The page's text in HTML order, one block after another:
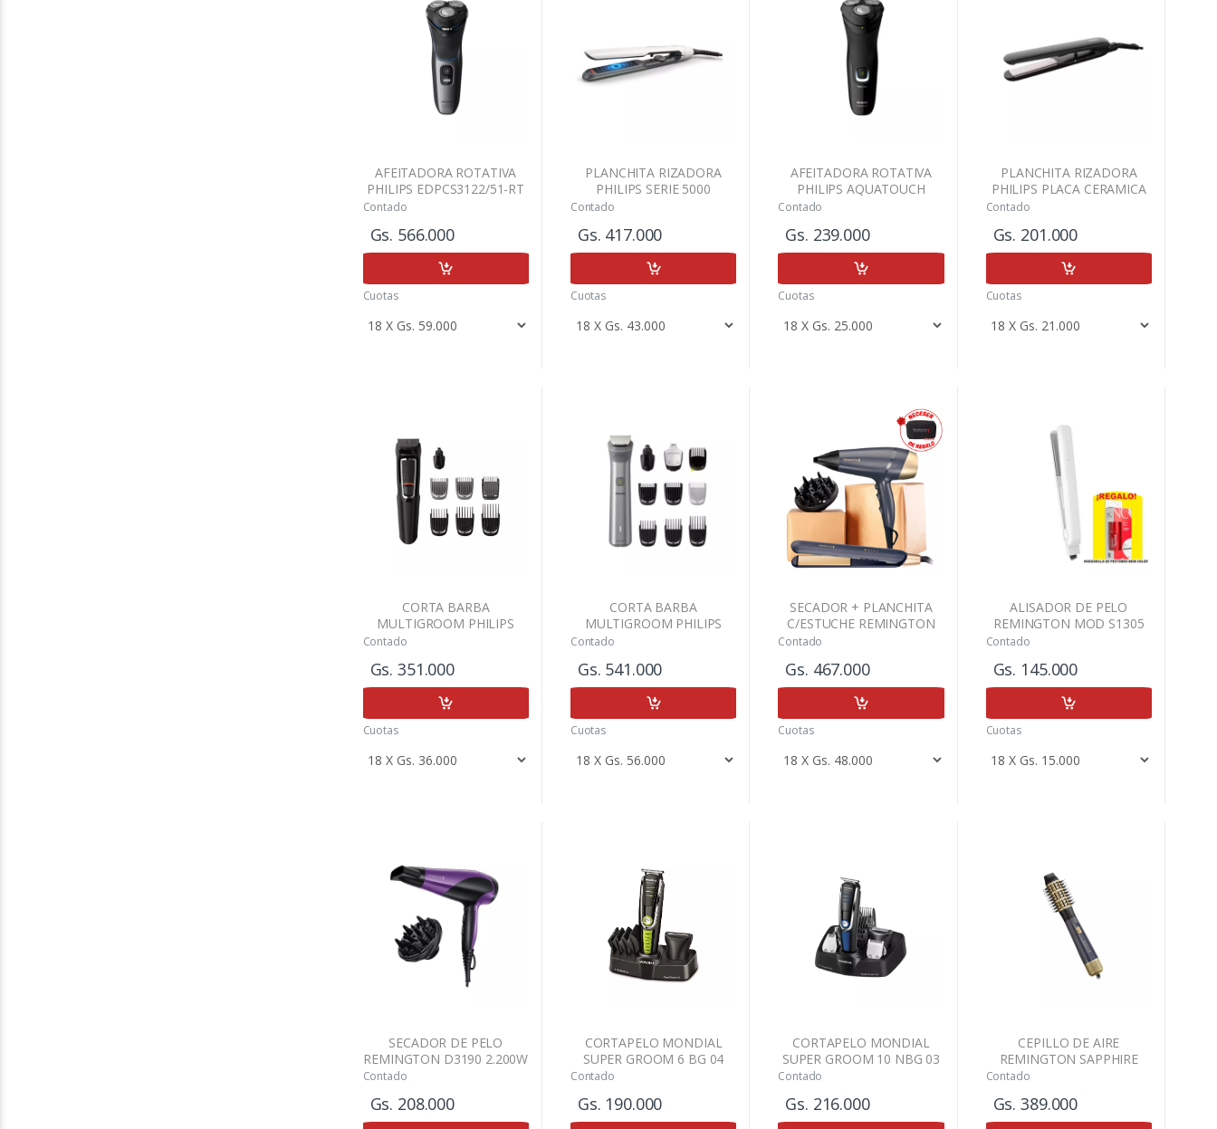
AFEITADORA ROTATIVA
PHILIPS EDPCS3122/51-RT
Contado
Gs. 566.000
Cuotas
PLANCHITA RIZADORA
PHILIPS SERIE 5000
Contado
Gs. 417.000
Cuotas
AFEITADORA ROTATIVA
PHILIPS AQUATOUCH
Contado
Gs. 239.000
Cuotas
PLANCHITA RIZADORA
PHILIPS PLACA CERAMICA
C/TURMALINA 210ºC
Contado
Gs. 201.000
Cuotas
CORTA BARBA
MULTIGROOM PHILIPS
MG3731/15 DUAL
Contado
Gs. 351.000
Cuotas
CORTA BARBA
MULTIGROOM PHILIPS
Contado
Gs. 541.000
Cuotas
SECADOR + PLANCHITA
C/ESTUCHE REMINGTON
Contado
Gs. 467.000
Cuotas
ALISADOR DE PELO
REMINGTON MOD S1305
Contado
Gs. 145.000
Cuotas
SECADOR DE PELO
REMINGTON D3190 2.200W
Contado
Gs. 208.000
CORTAPELO MONDIAL
SUPER GROOM 6 BG 04
Contado
Gs. 190.000
CORTAPELO MONDIAL
SUPER GROOM 10 NBG 03
Contado
Gs. 216.000
CEPILLO DE AIRE
REMINGTON SAPPHIRE
Contado
Gs. 389.000